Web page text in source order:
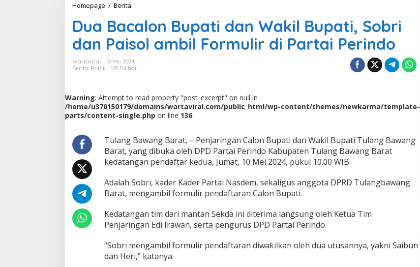
Homepage / Berita
a
B
a
c
a
l
u
p
a
a
n
a
k
B
u
a
t
i
Dua Bacalon Bupati dan Wakil Bupati, Sobri
dan Paisol ambil Formulir di Partai Perindo
Wartaviral
10 Mei 2024
Berita Politik 107 Dilihat
Warning: Attempt to read property "post_excerpt" on null in
/home/u370150179/domains/wartaviral.com/public_html/wp-content/themes/newkarma/template-
parts/content-single.php on line 136
Tulang Bawang Barat, – Penjaringan Calon Bupati dan Wakil Bupati Tulang Bawang
Barat, yang dibuka oleh DPD Partai Perindo Kabupaten Tulang Bawang Barat
kedatangan pendaftar kedua, Jumat, 10 Mei 2024, pukul 10.00 WIB.
Adalah Sobri, kader Kader Partai Nasdem, sekaligus anggota DPRD Tulangbawang
Barat, mengambil formulir pendaftaran Calon Bupati.
Kedatangan tim dari mantan Sekda ini diterima langsung oleh Ketua Tim
Penjaringan Edi Irawan, serta pengurus DPD Partai Perindo.
“Sobri mengambil formulir pendaftaran diwakilkan oleh dua utusannya, yakni Saibun
dan Heri,” katanya.